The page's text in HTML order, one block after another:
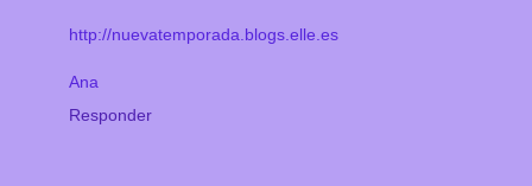
http://nuevatemporada.blogs.elle.es
Ana
Responder